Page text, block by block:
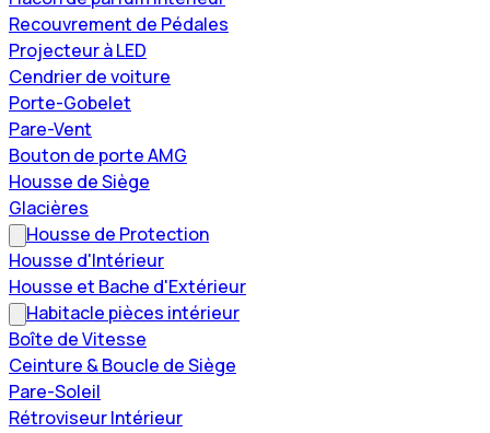
Recouvrement de Pédales
Projecteur à LED
Cendrier de voiture
Porte-Gobelet
Pare-Vent
Bouton de porte AMG
Housse de Siège
Glacières
Housse de Protection
Housse d'Intérieur
Housse et Bache d'Extérieur
Habitacle pièces intérieur
Boîte de Vitesse
Ceinture & Boucle de Siège
Pare-Soleil
Rétroviseur Intérieur